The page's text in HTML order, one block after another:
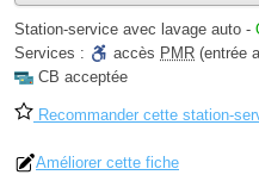
Station-service avec lavage auto -
Services :
accès PMR (entrée
CB acceptée
Recommander cette station-
Améliorer cette fiche